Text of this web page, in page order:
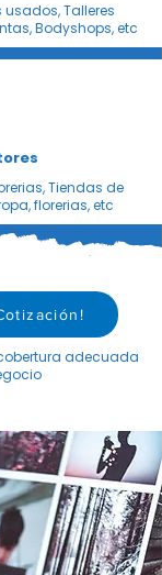
Talleres
Bodyshops, etc
Tiendas de
florerias, etc
adecuada